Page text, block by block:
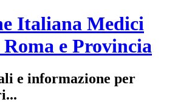
Italiana Medici
e Provincia
e informazione per